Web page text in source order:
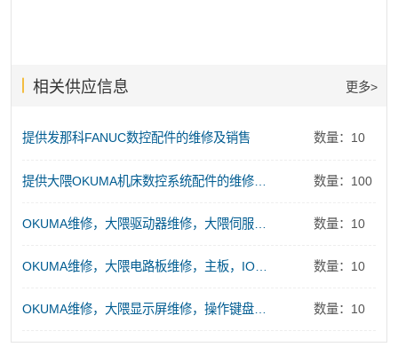
相关供应信息 更多>
提供发那科FANUC数控配件的维修及销售 数量：10
提供大隈OKUMA机床数控系统配件的维修及销售服务 数量：100
OKUMA维修，大隈驱动器维修，大隈伺服电源维修 数量：10
OKUMA维修，大隈电路板维修，主板，IO板、存储板、控制板维修 数量：10
OKUMA维修，大隈显示屏维修，操作键盘维修 数量：10